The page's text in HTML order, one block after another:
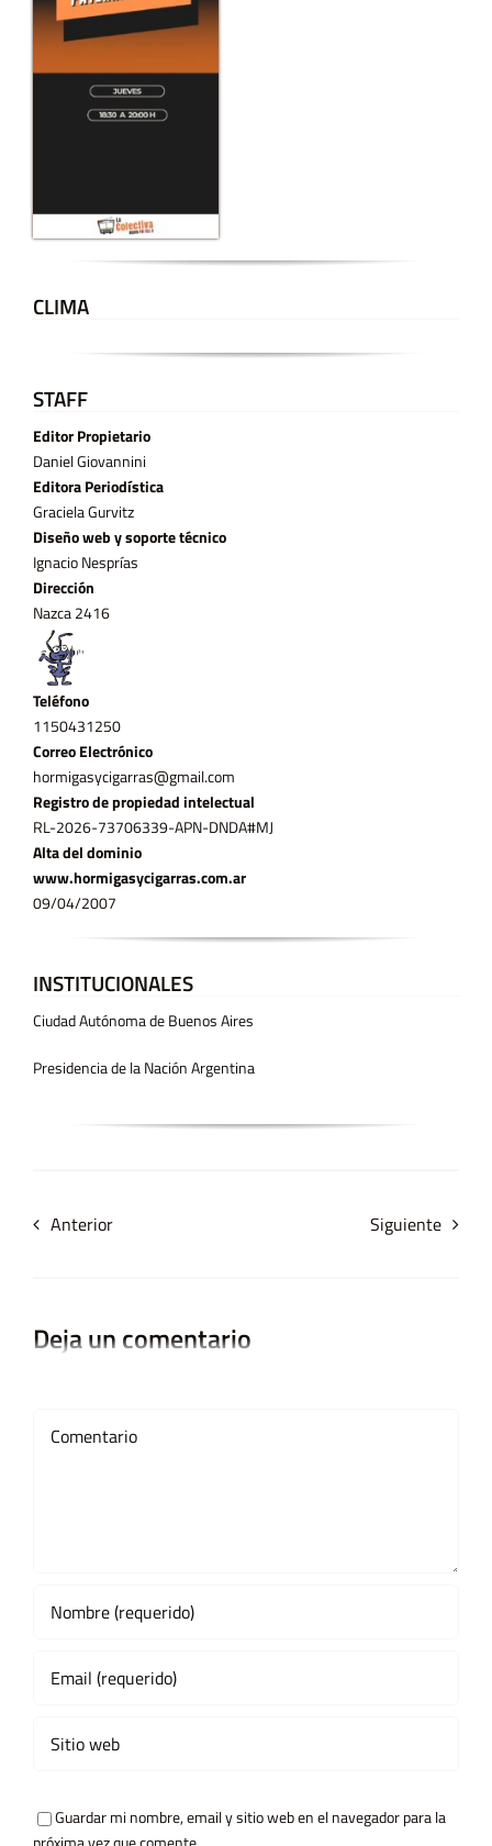
CLIMA
STAFF
Editor Propietario
Daniel Giovannini
Editora Periodística
Graciela Gurvitz
Diseño web y soporte técnico
Ignacio Nesprías
Dirección
Nazca 2416
Teléfono
11­50431250
Correo Electrónico
hormigasycigarras@gmail.com
Registro de propiedad intelectual
RL-2026-73706339-APN-DNDA#MJ
Alta del dominio
www.hormigasycigarras.com.ar
09/04/2007
INSTITUCIONALES
Ciudad Autónoma de Buenos Aires
Presidencia de la Nación Argentina
Anterior Siguiente
Deja un comentario
Guardar mi nombre, email y sitio web en el navegador para la